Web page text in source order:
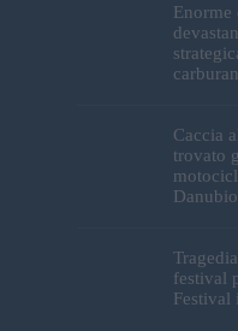
Enorme
Caccia
trovato
festival
Festival